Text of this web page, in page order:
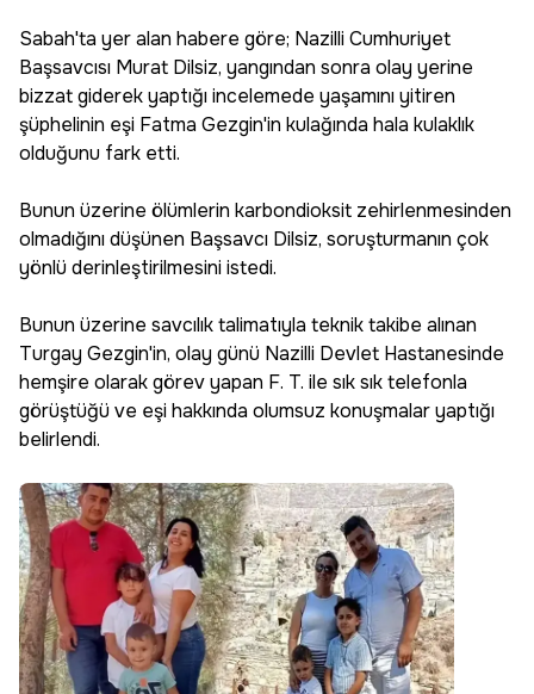
Sabah'ta yer alan habere göre; Nazilli Cumhuriyet
Başsavcısı Murat Dilsiz, yangından sonra olay yerine
bizzat giderek yaptığı incelemede yaşamını yitiren
şüphelinin eşi Fatma Gezgin'in kulağında hala kulaklık
olduğunu fark etti.
Bunun üzerine ölümlerin karbondioksit zehirlenmesinden
olmadığını düşünen Başsavcı Dilsiz, soruşturmanın çok
yönlü derinleştirilmesini istedi.
Bunun üzerine savcılık talimatıyla teknik takibe alınan
Turgay Gezgin'in, olay günü Nazilli Devlet Hastanesinde
hemşire olarak görev yapan F. T. ile sık sık telefonla
görüştüğü ve eşi hakkında olumsuz konuşmalar yaptığı
belirlendi.